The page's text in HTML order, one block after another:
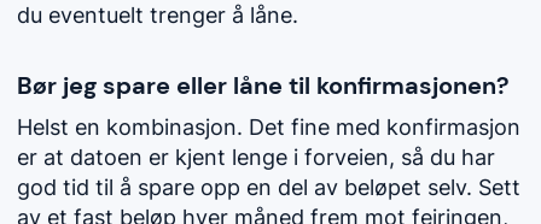
du eventuelt trenger å låne.
Bør jeg spare eller låne til konfirmasjonen?
Helst en kombinasjon. Det fine med konfirmasjon
er at datoen er kjent lenge i forveien, så du har
god tid til å spare opp en del av beløpet selv. Sett
av et fast beløp hver måned frem mot feiringen,